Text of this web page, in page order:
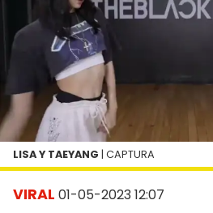
VIRAL 01-05-2023 12:07
LISA Y TAEYANG | CAPTURA